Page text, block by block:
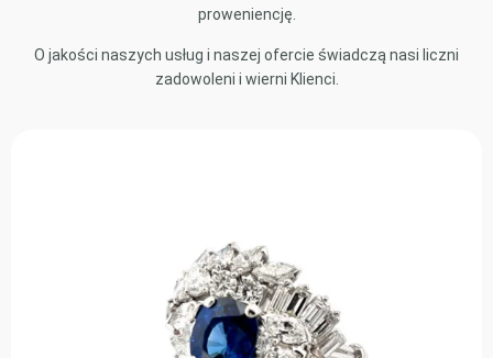
proweniencję.
O jakości naszych usług i naszej ofercie świadczą nasi liczni
zadowoleni i wierni Klienci.